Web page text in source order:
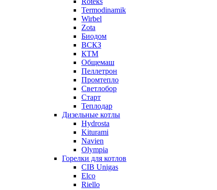
Termodinamik
Wirbel
Zota
Биодом
ВСКЗ
КТМ
Общемаш
Пеллетрон
Промтепло
Светлобор
Старт
Теплодар
Дизельные котлы
Hydrosta
Kiturami
Navien
Olympia
Горелки для котлов
CIB Unigas
Elco
Riello